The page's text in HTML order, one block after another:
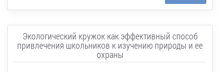
Экологический кружок как эффективный способ
привлечения школьников к изучению природы и ее
охраны